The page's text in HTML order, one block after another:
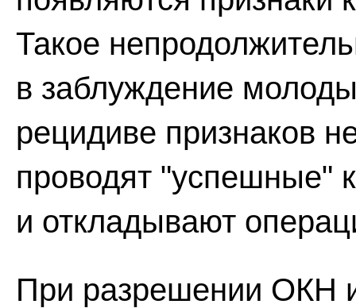
Такое
в заблуждение
рецидиве признаков
проводят "успешные"
и откладывают
При разрешении ОКН